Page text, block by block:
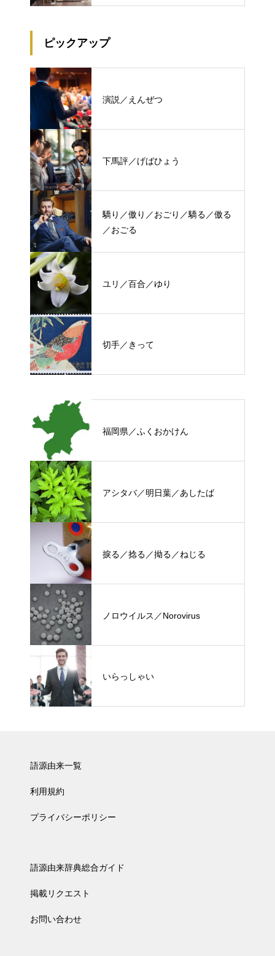
ピックアップ
演説／えんぜつ
下馬評／げばひょう
驕り／傲り／おごり／驕る／傲る
／おごる
ユリ／百合／ゆり
切手／きって
福岡県／ふくおかけん
アシタバ／明日葉／あしたば
捩る／捻る／拗る／ねじる
ノロウイルス／Norovirus
いらっしゃい
語源由来一覧
利用規約
プライバシーポリシー
語源由来辞典総合ガイド
掲載リクエスト
お問い合わせ